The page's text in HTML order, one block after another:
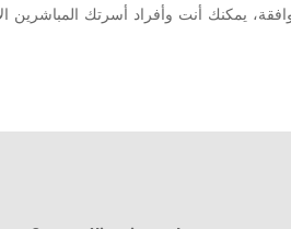
يمكنك أنت وأفراد أسرتك المباشرين